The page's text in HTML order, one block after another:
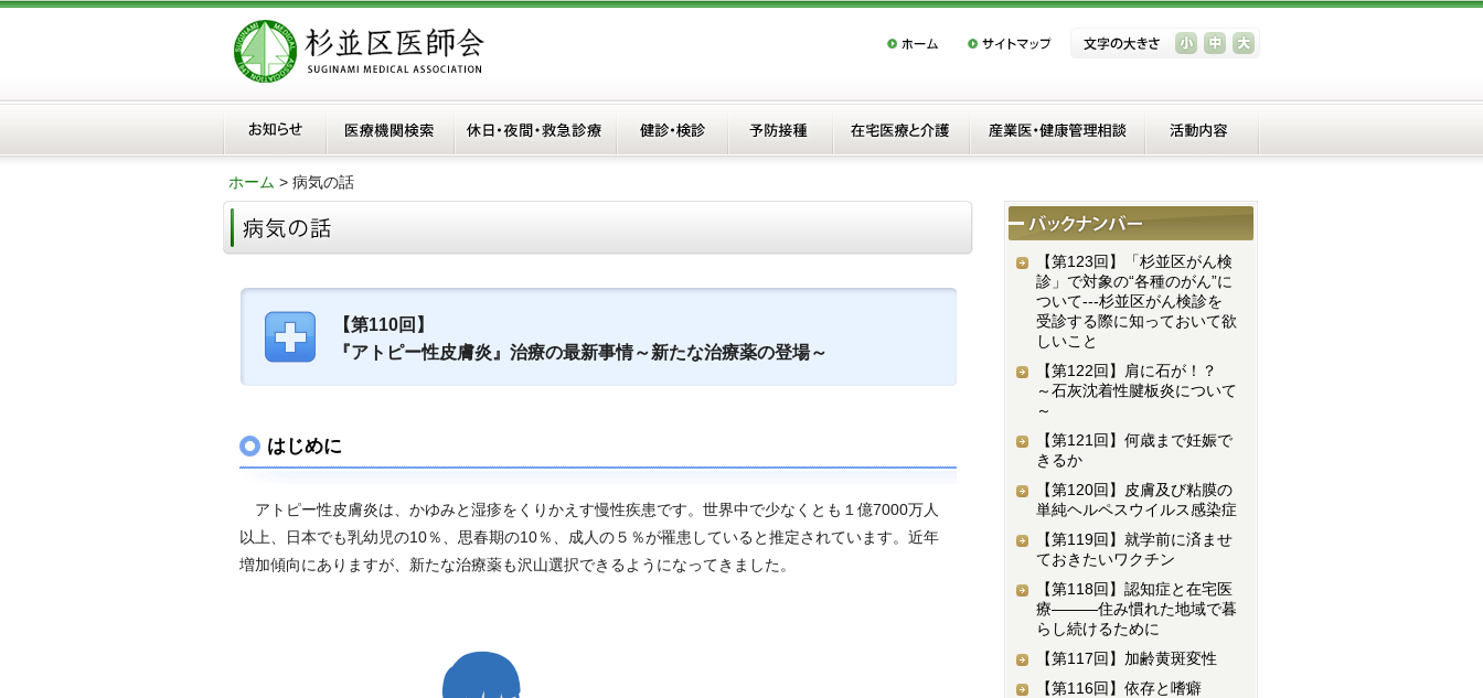
ホーム > 病気の話
【第110回】
『アトピー性皮膚炎』治療の最新事情～新たな治療薬の登場～
はじめに
アトピー性皮膚炎は、かゆみと湿疹をくりかえす慢性疾患です。世界中で少なくとも１億7000万人
以上、日本でも乳幼児の10％、思春期の10％、成人の５％が罹患していると推定されています。近年
増加傾向にありますが、新たな治療薬も沢山選択できるようになってきました。
【第123回】
「杉並区がん検
診」で対象の“各種のがん”に
ついて---杉並区がん検診を
受診する際に知っておいて欲
しいこと
【第122回】
肩に石が！？
～石灰沈着性腱板炎について
～
【第121回】 何歳まで妊娠で
きるか
【第120回】
皮膚及び粘膜の
単純ヘルペスウイルス感染症
【第119回】 就学前に済ませ
ておきたいワクチン
【第118回】 認知症と在宅医
療―――住み慣れた地域で暮
らし続けるために
【第117回】 加齢黄斑変性
【第116回】 依存と嗜癖